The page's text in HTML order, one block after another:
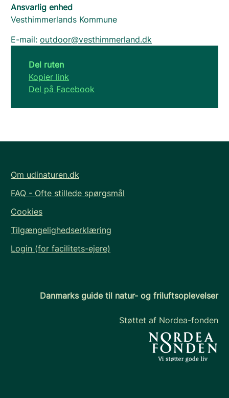
Ansvarlig enhed
Vesthimmerlands Kommune
E-mail: outdoor@vesthimmerland.dk
Del ruten
Kopier link
Del på Facebook
Om udinaturen.dk
FAQ - Ofte stillede spørgsmål
Cookies
Tilgængelighedserklæring
Login (for facilitets-ejere)
Danmarks guide til natur- og friluftsoplevelser
Støttet af Nordea-fonden